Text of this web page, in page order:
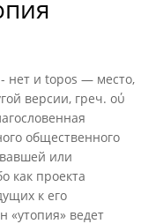
и topos — место,
версии, греч. ού
общественного
или
как проекта
к его
ведет